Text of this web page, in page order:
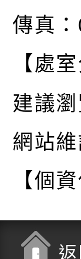
傳真
【處
建議
網站
【個